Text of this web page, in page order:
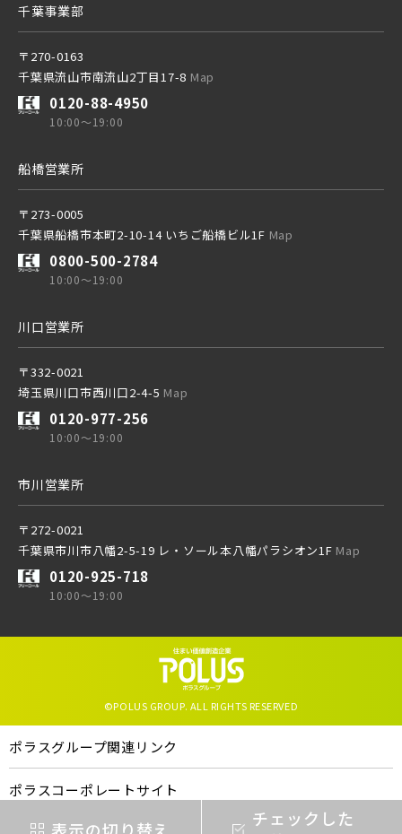
京成千葉線
西武新宿線
その他鉄道
東京メトロ千代田線
北総鉄道
東京メトロ東西線
都営新宿線
ブランドを知る
表示の切り替え
チェックした
京成押上線
京成成田スカイアクセス線
京成千葉線
西武線
西武池袋線
西武新宿線
その他鉄道
東京メトロ有楽町線
東京メトロ千代田線
北総鉄道
20棟以上の大型分譲
千葉事業部
〒270-0163
千葉県流山市南流山2丁目17-8 Map
0120-88-4950
10:00～19:00
船橋営業所
〒273-0005
千葉県船橋市本町2-10-14 いちご船橋ビル1F Map
0800-500-2784
10:00～19:00
川口営業所
〒332-0021
埼玉県川口市西川口2-4-5 Map
0120-977-256
10:00～19:00
市川営業所
〒272-0021
千葉県市川市八幡2-5-19 レ・ソール本八幡パラシオン1F Map
0120-925-718
10:00～19:00
©POLUS GROUP. ALL RIGHTS RESERVED
ポラスグループ関連リンク
ポラスコーポレートサイト